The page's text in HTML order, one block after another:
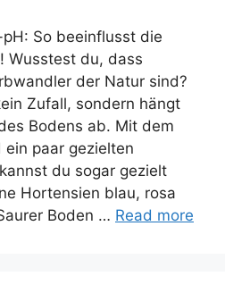
So beeinflusst die
Wusstest du, dass
der Natur sind?
Zufall, sondern hängt
Bodens ab. Mit dem
ein paar gezielten
du sogar gezielt
Hortensien blau, rosa
Boden … Read more